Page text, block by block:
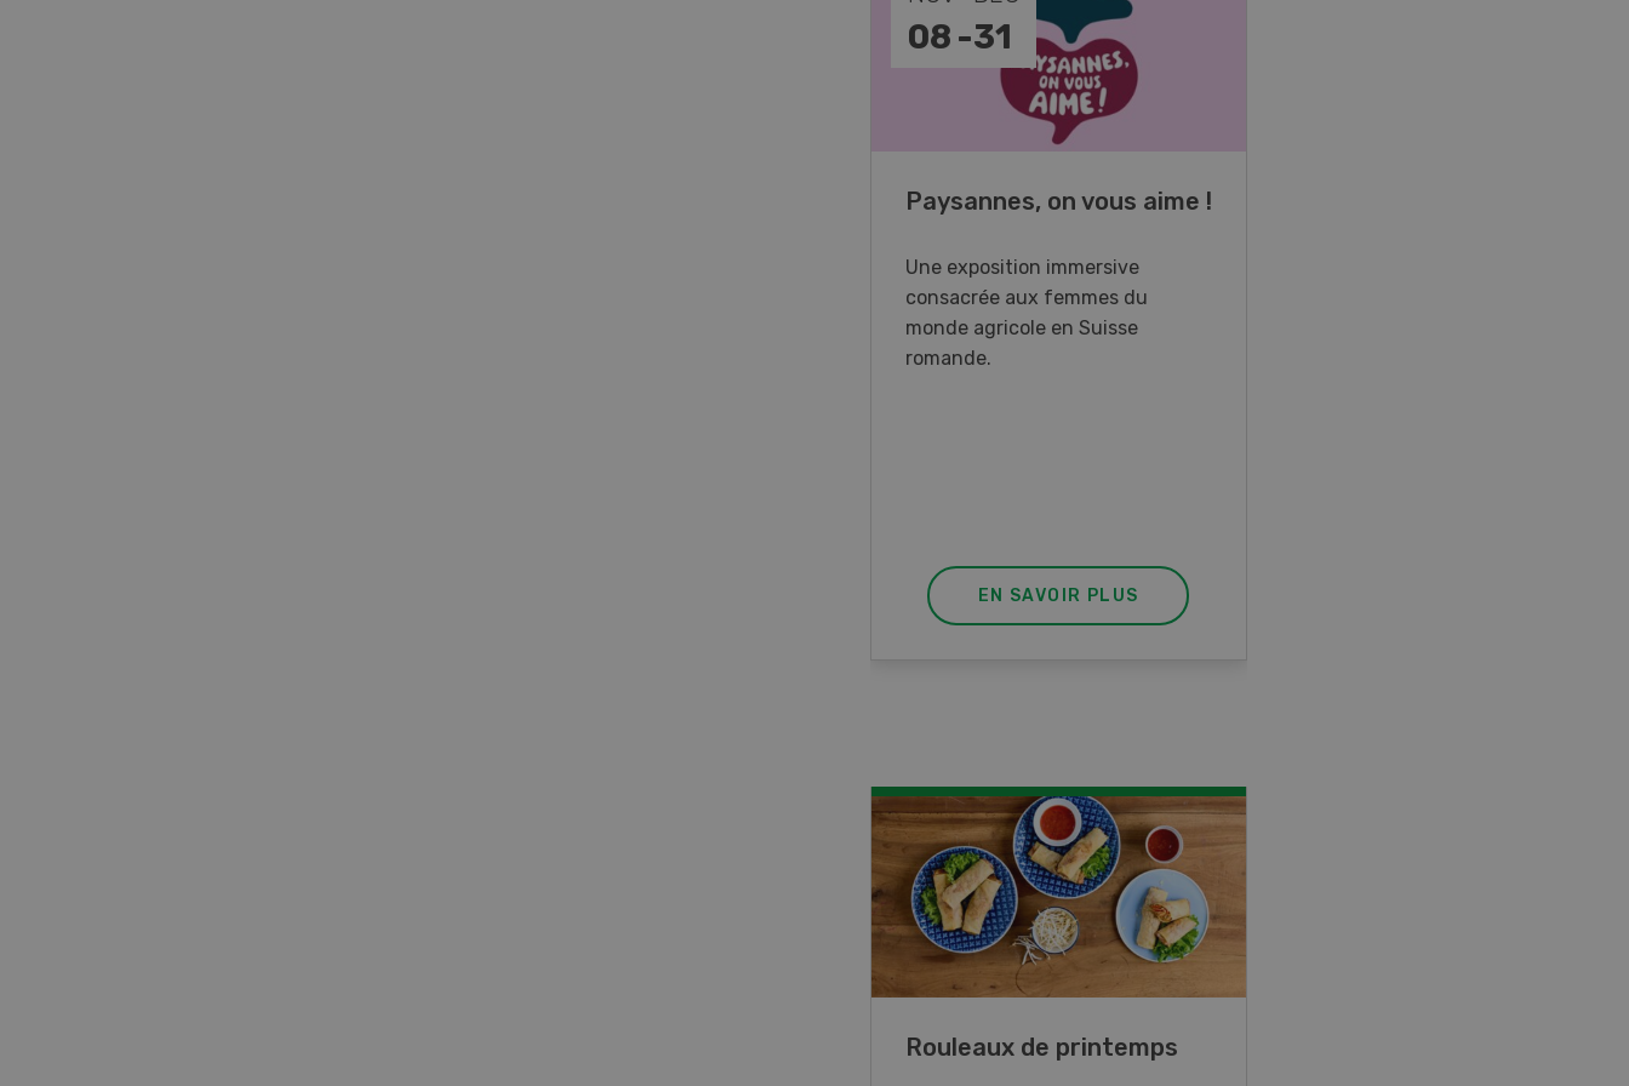
08 -31
Paysannes, on vous aime !
Une exposition immersive
consacrée aux femmes du
monde agricole en Suisse
romande.
EN SAVOIR PLUS
Rouleaux de printemps